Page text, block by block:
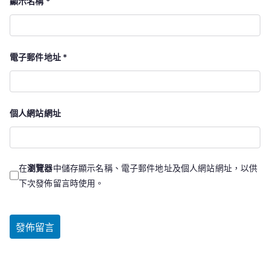
電子郵件地址 *
個人網站網址
在瀏覽器中儲存顯示名稱、電子郵件地址及個人網站網址，以供
下次發佈留言時使用。